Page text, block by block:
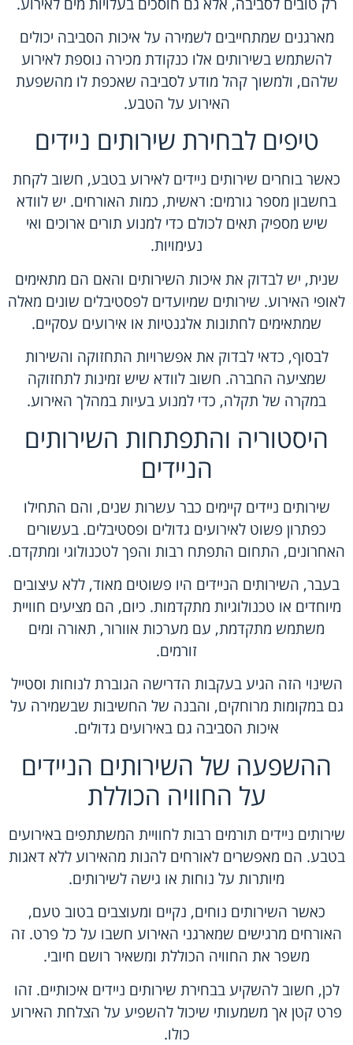
מארגנים שמתחייבים לשמירה על איכות הסביבה יכולים
להשתמש בשירותים אלו כנקודת מכירה נוספת לאירוע
שלהם, ולמשוך קהל מודע לסביבה שאכפת לו מהשפעת
האירוע על הטבע.
טיפים לבחירת שירותים ניידים
כאשר בוחרים שירותים ניידים לאירוע בטבע, חשוב לקחת
בחשבון מספר גורמים: ראשית, כמות האורחים. יש לוודא
שיש מספיק תאים לכולם כדי למנוע תורים ארוכים ואי
נעימויות.
שנית, יש לבדוק את איכות השירותים והאם הם מתאימים
לאופי האירוע. שירותים שמיועדים לפסטיבלים שונים מאלה
שמתאימים לחתונות אלגנטיות או אירועים עסקיים.
לבסוף, כדאי לבדוק את אפשרויות התחזוקה והשירות
שמציעה החברה. חשוב לוודא שיש זמינות לתחזוקה
במקרה של תקלה, כדי למנוע בעיות במהלך האירוע.
היסטוריה והתפתחות השירותים
הניידים
שירותים ניידים קיימים כבר עשרות שנים, והם התחילו
כפתרון פשוט לאירועים גדולים ופסטיבלים. בעשורים
האחרונים, התחום התפתח רבות והפך לטכנולוגי ומתקדם.
בעבר, השירותים הניידים היו פשוטים מאוד, ללא עיצובים
מיוחדים או טכנולוגיות מתקדמות. כיום, הם מציעים חוויית
משתמש מתקדמת, עם מערכות אוורור, תאורה ומים
זורמים.
השינוי הזה הגיע בעקבות הדרישה הגוברת לנוחות וסטייל
גם במקומות מרוחקים, והבנה של החשיבות שבשמירה על
איכות הסביבה גם באירועים גדולים.
ההשפעה של השירותים הניידים
על החוויה הכוללת
שירותים ניידים תורמים רבות לחוויית המשתתפים באירועים
בטבע. הם מאפשרים לאורחים להנות מהאירוע ללא דאגות
מיותרות על נוחות או גישה לשירותים.
כאשר השירותים נוחים, נקיים ומעוצבים בטוב טעם,
האורחים מרגישים שמארגני האירוע חשבו על כל פרט. זה
משפר את החוויה הכוללת ומשאיר רושם חיובי.
לכן, חשוב להשקיע בבחירת שירותים ניידים איכותיים. זהו
פרט קטן אך משמעותי שיכול להשפיע על הצלחת האירוע
כולו.